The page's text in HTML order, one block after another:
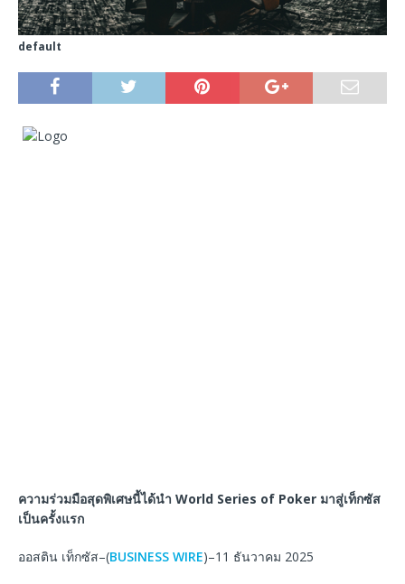
default
ความร่วมมือสุดพิเศษนี้ได้นำ World Series of Poker มาสู่เท็กซัส
เป็นครั้งแรก
ออสติน เท็กซัส–(BUSINESS WIRE)–11 ธันวาคม 2025